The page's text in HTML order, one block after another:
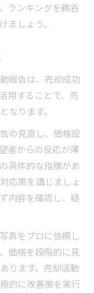
ランキングを鵜呑
ましょう。
報告は、売却成功
用することで、売
なります。
の見直し、価格設
者からの反応が薄
具体的な指摘があ
応策を講じましょ
内容を確認し、疑
真をプロに依頼し
価格を段階的に見
ります。売却活動
的に改善策を実行